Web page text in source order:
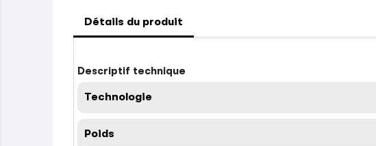
Détails du produit
Descriptif technique
Technologie
Poids